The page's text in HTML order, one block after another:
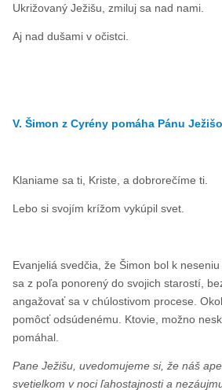
Ukrižovaný Ježišu, zmiluj sa nad nami.
Aj nad dušami v očistci.
V. Šimon z Cyrény pomáha Pánu
Klaniame sa ti, Kriste, a dobrorečíme ti.
Lebo si svojím krížom vykúpil svet.
Evanjeliá svedčia, že Šimon bol k
sa z poľa ponorený do svojich starostí,
angažovať sa v chúlostivom procese.
pomôcť odsúdenému. Ktovie, možno
pomáhal.
Pane Ježišu, uvedomujeme si, že náš
svetielkom v noci ľahostajnosti a